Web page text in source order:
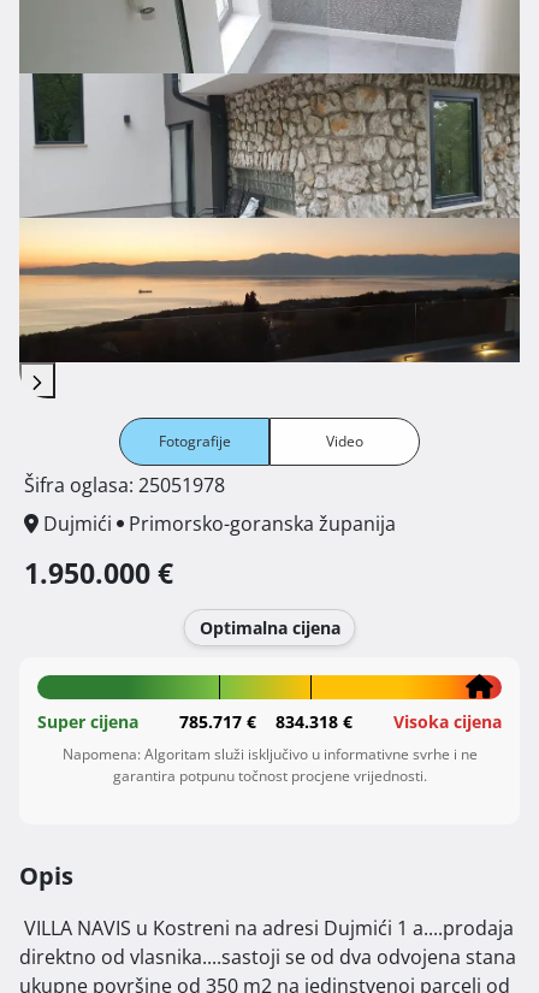
Fotografije Video
Šifra oglasa: 25051978
Dujmići
Primorsko-goranska županija
1.950.000 €
Optimalna cijena
Super cijena 785.717 € 834.318 € Visoka cijena
Napomena: Algoritam služi isključivo u informativne svrhe i ne
garantira potpunu točnost procjene vrijednosti.
Opis
direktno od vlasnika....sastoji se od dva odvojena stana
ukupne površine od 350 m2 na jedinstvenoj parceli od